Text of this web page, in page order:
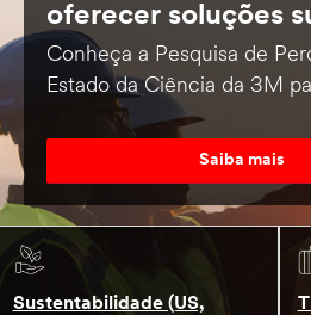
oferecer soluções
Conheça a Pesquisa de
Estado da Ciência da 3M
Saiba mais
Sustentabilidade (US,